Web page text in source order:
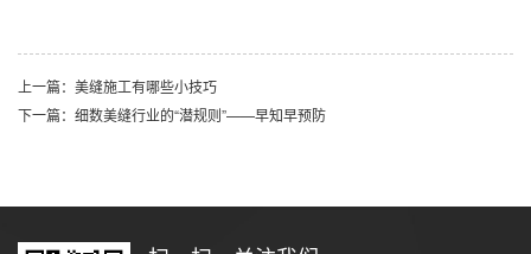
上一篇：美缝施工有哪些小技巧
下一篇：细数美缝行业的“潜规则”——早知早预防